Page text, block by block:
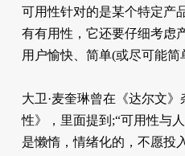
可用性针对的是某个特定产
有有用性，它还要仔细考虑
用户愉快、简单(或尽可能简
大卫·麦奎琳曾在《达尔文
性》，里面提到;“可用性与
是懒惰，情绪化的，不愿投